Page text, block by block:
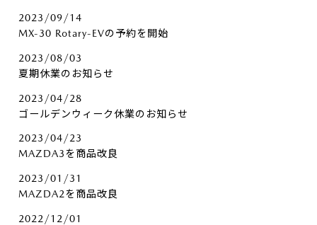
2023/09/14
MX-30 Rotary-EVの予約を開始
2023/08/03
夏期休業のお知らせ
2023/04/28
ゴールデンウィーク休業のお知らせ
2023/04/23
MAZDA3を商品改良
2023/01/31
MAZDA2を商品改良
2022/12/01